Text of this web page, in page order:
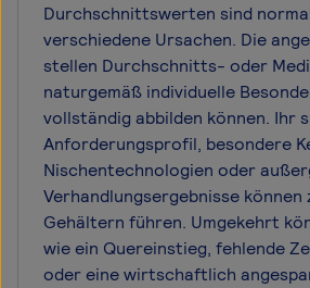
Durchschnittswerten sind
verschiedene Ursachen. Die
stellen Durchschnitts- oder
naturgemäß individuelle
vollständig abbilden können. Ihr
Anforderungsprofil, besondere
Nischentechnologien oder
Verhandlungsergebnisse können
Gehältern führen. Umgekehrt
wie ein Quereinstieg, fehlende
oder eine wirtschaftlich